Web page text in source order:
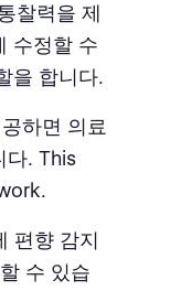
찰력을 제
수정할 수
을 합니다.
하면 의료
다. This
편향 감지
수 있습